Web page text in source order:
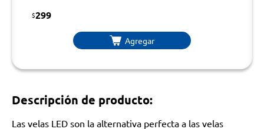
$299
Agregar
Descripción de producto:
Las velas LED son la alternativa perfecta a las velas